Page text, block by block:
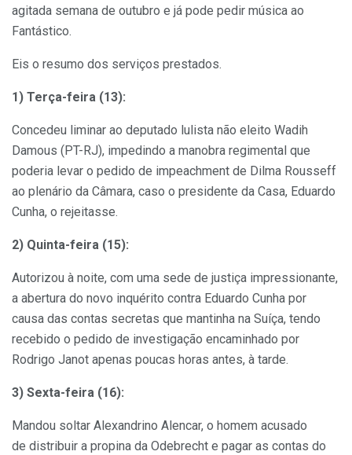
agitada semana de outubro e já pode pedir música ao
Fantástico.
Eis o resumo dos serviços prestados.
1) Terça-feira (13):
Concedeu liminar ao deputado lulista não eleito Wadih
Damous (PT-RJ), impedindo a manobra regimental que
poderia levar o pedido de impeachment de Dilma Rousseff
ao plenário da Câmara, caso o presidente da Casa, Eduardo
Cunha, o rejeitasse.
2) Quinta-feira (15):
Autorizou à noite, com uma sede de justiça impressionante,
a abertura do novo inquérito contra Eduardo Cunha por
causa das contas secretas que mantinha na Suíça, tendo
recebido o pedido de investigação encaminhado por
Rodrigo Janot apenas poucas horas antes, à tarde.
3) Sexta-feira (16):
Mandou soltar Alexandrino Alencar, o homem acusado
de distribuir a propina da Odebrecht e pagar as contas do